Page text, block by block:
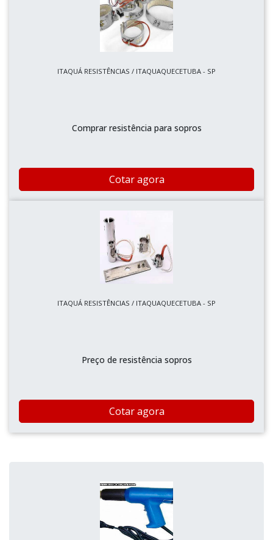
ITAQUÁ RESISTÊNCIAS / ITAQUAQUECETUBA - SP
Comprar resistência para sopros
Cotar agora
ITAQUÁ RESISTÊNCIAS / ITAQUAQUECETUBA - SP
Preço de resistência sopros
Cotar agora